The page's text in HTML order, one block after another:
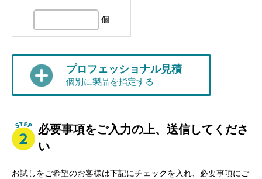
個
プロフェッショナル見積
個別に製品を指定する
必要事項をご入力の上、送信してくださ
い
お試しをご希望のお客様は下記にチェックを入れ、必要事項にご